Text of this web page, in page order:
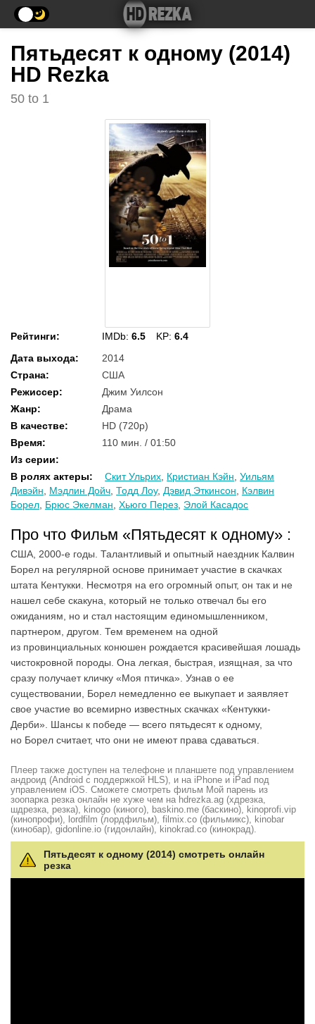
Пятьдесят к одному (2014)
HD Rezka
50 to 1
Рейтинги: IMDb: 6.5 KP: 6.4
Дата выхода:
2014
Страна:
США
Режиссер:
Джим Уилсон
Жанр:
Драма
В качестве:
HD (720p)
Время:
110 мин. / 01:50
Из серии:
В ролях актеры: Скит Ульрих Кристиан Кэйн Уильям
Дивэйн
Мэдлин Дойч Тодд Лоу, Дэвид Эткинсон
Кэлвин
Борел Брюс Экелман Хьюго Перез Элой Касадос
Про что Фильм «Пятьдесят к одному» :
США, 2000-е годы. Талантливый и опытный наездник Калвин
Борел на регулярной основе принимает участие в скачках
штата Кентукки. Несмотря на его огромный опыт, он так и не
нашел себе скакуна, который не только отвечал бы его
ожиданиям, но и стал настоящим единомышленником,
партнером, другом. Тем временем на одной
из провинциальных конюшен рождается красивейшая лошадь
чистокровной породы. Она легкая, быстрая, изящная, за что
сразу получает кличку «Моя птичка». Узнав о ее
существовании, Борел немедленно ее выкупает и заявляет
свое участие во всемирно известных скачках «Кентукки-
Дерби». Шансы к победе — всего пятьдесят к одному,
но Борел считает, что они не имеют права сдаваться.
Плеер также доступен на телефоне и планшете под управлением
андроид (Android с поддержкой HLS), и на iPhone и iPad под
управлением iOS. Сможете смотреть фильм Мой парень из
зоопарка резка онлайн не хуже чем на hdrezka.ag (хдрезка,
шдрезка, резка), kinogo (киного), baskino.me (баскино), kinoprofi.vip
(кинопрофи), lordfilm (лордфильм), filmix.co (фильмикс), kinobar
(кинобар), gidonline.io (гидонлайн), kinokrad.сo (кинокрад).
Пятьдесят к одному (2014) смотреть онлайн
резка